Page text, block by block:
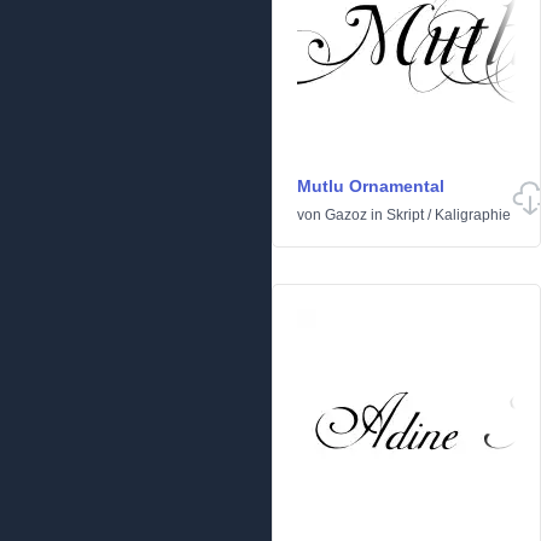
Mutlu Ornamental
von Gazoz in Skript/ Kaligraphie